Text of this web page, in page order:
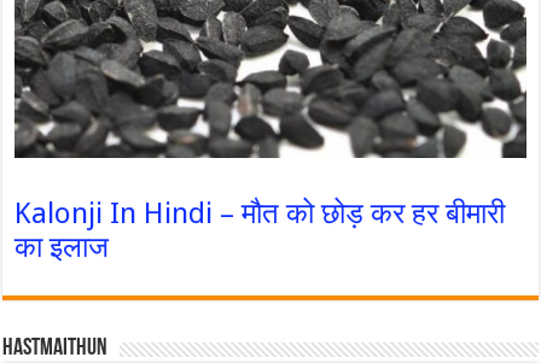
Kalonji In Hindi – मौत को छोड़ कर हर बीमारी
का इलाज
Hastmaithun